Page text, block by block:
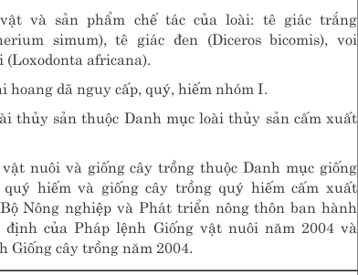
và sản phẩm chế tác của loài: tê giác trắng
simum), tê giác đen (Diceros bicomis), voi
(Loxodonta africana).
hoang dã nguy cấp, quý, hiếm nhóm I.
thủy sản thuộc Danh mục loài thủy sản cấm xuất
vật nuôi và giống cây trồng thuộc Danh mục giống
hiếm và giống cây trồng quý hiếm cấm xuất
Nông nghiệp và Phát triển nông thôn ban hành
định của Pháp lệnh Giống vật nuôi năm 2004 và
Giống cây trồng năm 2004.